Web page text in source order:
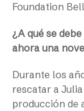
Foundation
¿A qué se
ahora una
Durante los
rescatar a
producción de